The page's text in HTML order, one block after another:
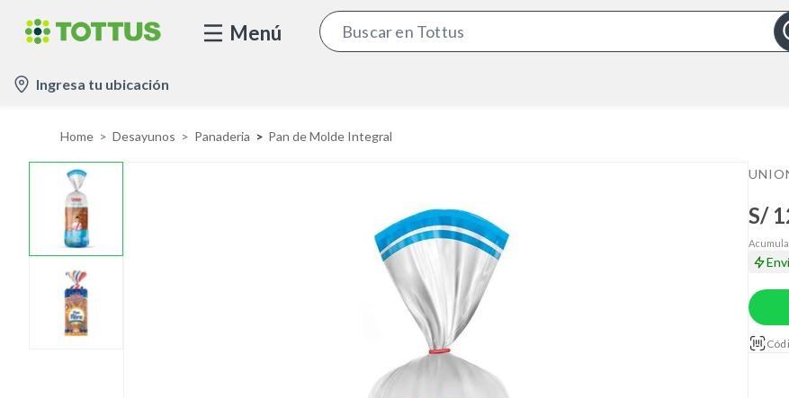
Menú
Ingresa tu ubicación
Home Desayunos Panaderia Pan de Molde Integral
S/